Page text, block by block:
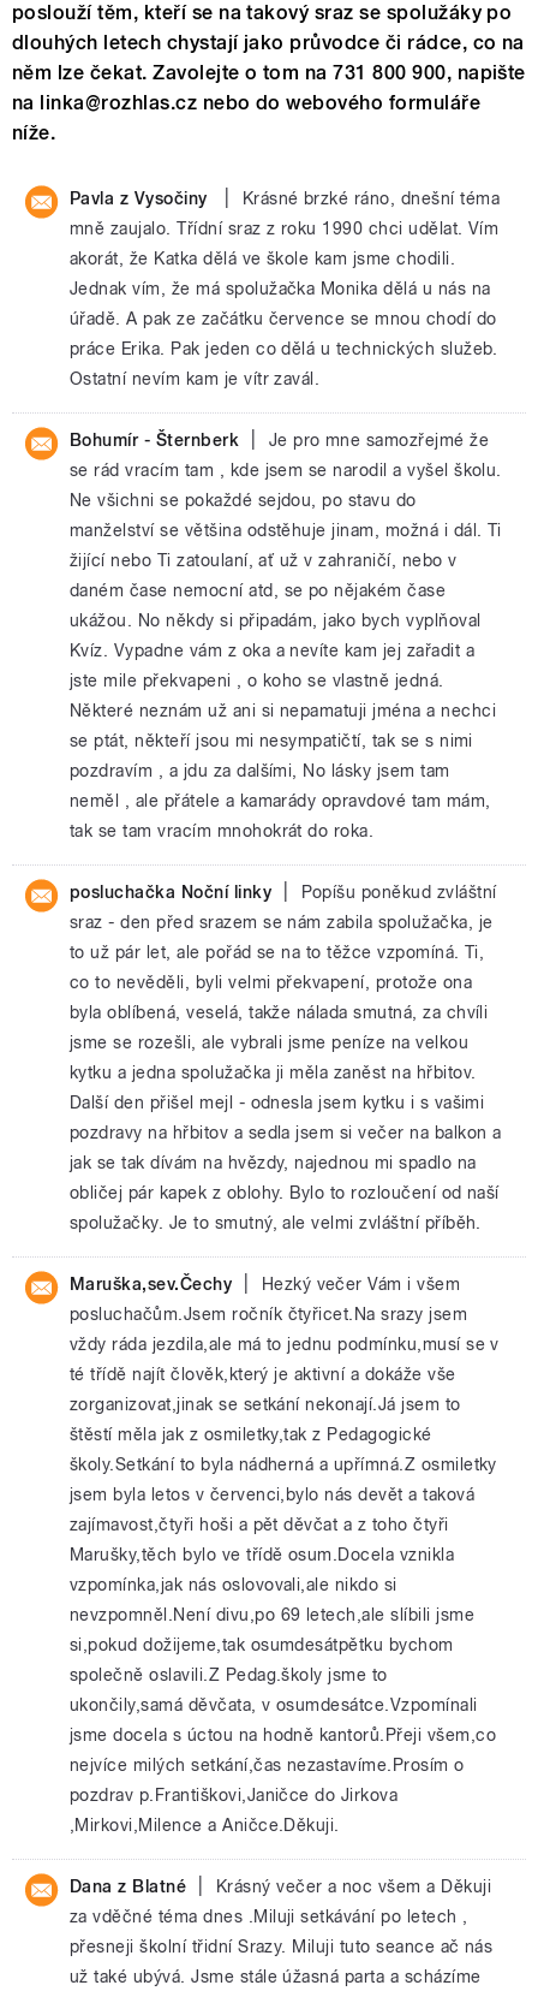
poslouží těm, kteří se na takový sraz se spolužáky po
dlouhých letech chystají jako průvodce či rádce, co na
něm lze čekat. Zavolejte o tom na 731 800 900, napište
na linka@rozhlas.cz nebo do webového formuláře
níže.
Pavla z Vysočiny
Krásné brzké ráno, dnešní téma
mně zaujalo. Třídní sraz z roku 1990 chci udělat. Vím
akorát, že Katka dělá ve škole kam jsme chodili.
Jednak vím, že má spolužačka Monika dělá u nás na
úřadě. A pak ze začátku července se mnou chodí do
práce Erika. Pak jeden co dělá u technických služeb.
Ostatní nevím kam je vítr zavál.
Bohumír - Šternberk
Je pro mne samozřejmé že
se rád vracím tam , kde jsem se narodil a vyšel školu.
Ne všichni se pokaždé sejdou, po stavu do
manželství se většina odstěhuje jinam, možná i dál. Ti
žijící nebo Ti zatoulaní, ať už v zahraničí, nebo v
daném čase nemocní atd, se po nějakém čase
ukážou. No někdy si připadám, jako bych vyplňoval
Kvíz. Vypadne vám z oka a nevíte kam jej zařadit a
jste mile překvapeni , o koho se vlastně jedná.
Některé neznám už ani si nepamatuji jména a nechci
se ptát, někteří jsou mi nesympatičtí, tak se s nimi
pozdravím , a jdu za dalšími, No lásky jsem tam
neměl , ale přátele a kamarády opravdové tam mám,
tak se tam vracím mnohokrát do roka.
posluchačka Noční linky
Popíšu poněkud zvláštní
sraz - den před srazem se nám zabila spolužačka, je
to už pár let, ale pořád se na to těžce vzpomíná. Ti,
co to nevěděli, byli velmi překvapení, protože ona
byla oblíbená, veselá, takže nálada smutná, za chvíli
jsme se rozešli, ale vybrali jsme peníze na velkou
kytku a jedna spolužačka ji měla zaněst na hřbitov.
Další den přišel mejl - odnesla jsem kytku i s vašimi
pozdravy na hřbitov a sedla jsem si večer na balkon a
jak se tak dívám na hvězdy, najednou mi spadlo na
obličej pár kapek z oblohy. Bylo to rozloučení od naší
spolužačky. Je to smutný, ale velmi zvláštní příběh.
Maruška,sev.Čechy
Hezký večer Vám i všem
posluchačům.Jsem ročník čtyřicet.Na srazy jsem
vždy ráda jezdila,ale má to jednu podmínku,musí se v
té třídě najít člověk,který je aktivní a dokáže vše
zorganizovat,jinak se setkání nekonají.Já jsem to
štěstí měla jak z osmiletky,tak z Pedagogické
školy.Setkání to byla nádherná a upřímná.Z osmiletky
jsem byla letos v červenci,bylo nás devět a taková
zajímavost,čtyři hoši a pět děvčat a z toho čtyři
Marušky,těch bylo ve třídě osum.Docela vznikla
vzpomínka,jak nás oslovovali,ale nikdo si
nevzpomněl.Není divu,po 69 letech,ale slíbili jsme
si,pokud dožijeme,tak osumdesátpětku bychom
společně oslavili.Z Pedag.školy jsme to
ukončily,samá děvčata, v osumdesátce.Vzpomínali
jsme docela s úctou na hodně kantorů.Přeji všem,co
nejvíce milých setkání,čas nezastavíme.Prosím o
pozdrav p.Františkovi,Janičce do Jirkova
,Mirkovi,Milence a Aničce.Děkuji.
Dana z Blatné
Krásný večer a noc všem a Děkuji
za vděčné téma dnes .Miluji setkávání po letech ,
přesneji školní třidní Srazy. Miluji tuto seance ač nás
už také ubývá. Jsme stále úžasná parta a scházíme